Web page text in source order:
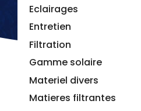
Eclairages
Entretien
Filtration
Gamme solaire
Materiel divers
Matieres filtrantes